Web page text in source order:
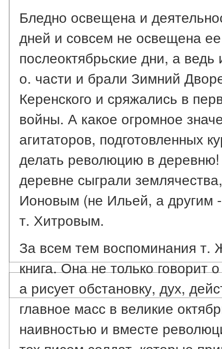
Бледно освещена и
дней и совсем не освещена
послеоктябрьские дни, а
о. части и брали Зимний
Керенского и сряжались в
войны. А какое огромное
агитаторов, подготовленных
делать революцию в
деревне сыграли
Ионовым (не Ильей, а другим
т. Хитровым.
За всем тем воспоминания т.
книга. Она не только говорит
а рисует обстановку, дух,
главное масс в великие
наивностью и вместе